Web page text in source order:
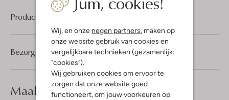
Wij, en onze negen partners, maken op
onze website gebruik van cookies en
vergelijkbare technieken (gezamenlijk:
"cookies").
Wij gebruiken cookies om ervoor te
zorgen dat onze website goed
functioneert, om jouw voorkeuren op
Product informatie
Bezorgen & retourneren
Maak jelook compleet